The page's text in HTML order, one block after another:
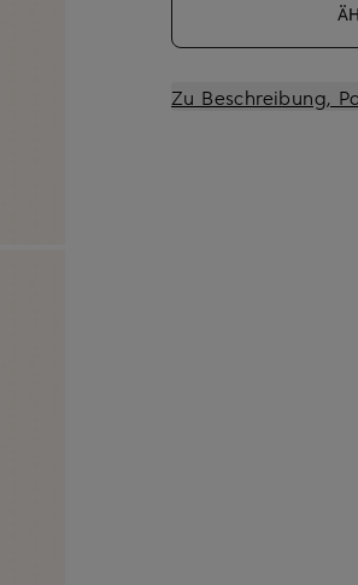
Zu Beschreibung,